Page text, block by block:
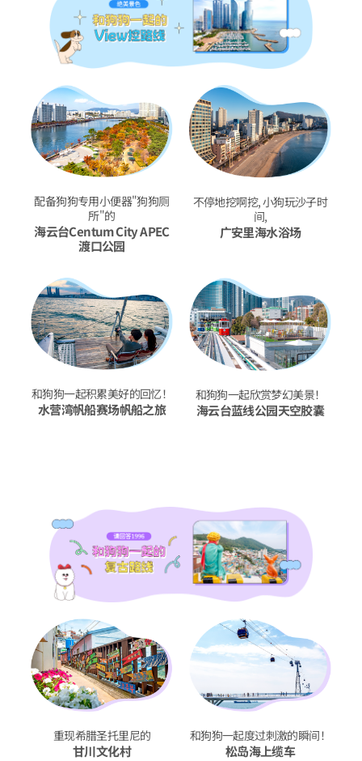
配备狗狗专用小便器"狗狗厕
所"的
海云台Centum City APEC
渡口公园
不停地挖啊挖, 小狗玩沙子时
间,
广安里海水浴场
和狗狗一起积累美好的回忆！
水营湾帆船赛场帆船之旅
和狗狗一起欣赏梦幻美景！
海云台蓝线公园天空胶囊
重现希腊圣托里尼的
甘川文化村
和狗狗一起度过刺激的瞬间！
松岛海上缆车